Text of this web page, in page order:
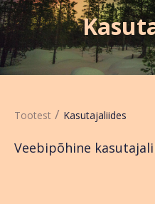
Tootest / Kasutajaliides
Veebipõhine